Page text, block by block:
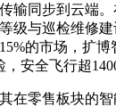
同步到云端
与巡检维修
的市场，扩
安全飞行超
零售板块的